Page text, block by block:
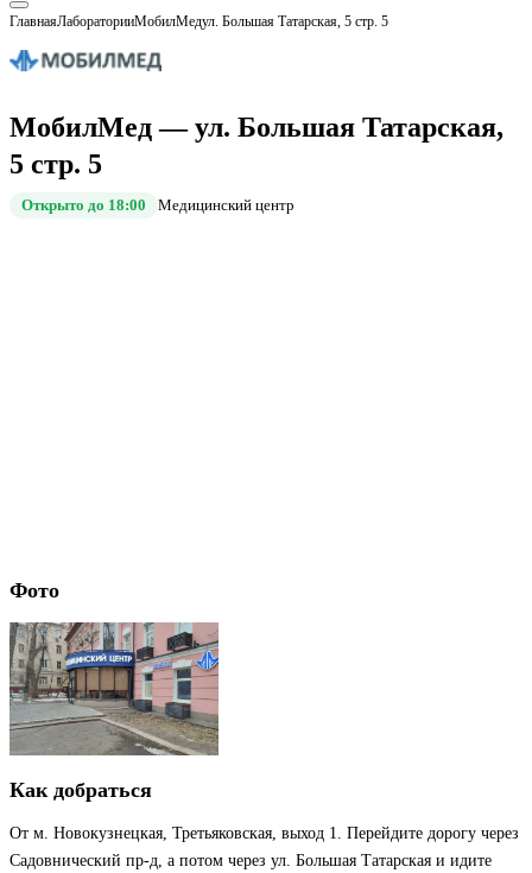
ГлавнаяЛабораторииМобилМедул. Большая Татарская, 5 стр. 5
МобилМед — ул. Большая Татарская,
5 стр. 5
Открыто до 18:00 Медицинский центр
Фото
Как добраться
От м. Новокузнецкая, Третьяковская, выход 1. Перейдите дорогу через
Садовнический пр-д, а потом через ул. Большая Татарская и идите